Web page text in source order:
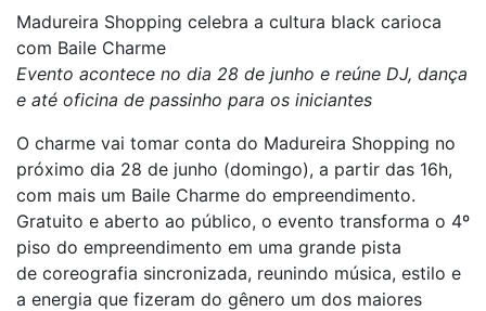
Madureira Shopping celebra a cultura black carioca
com Baile Charme
Evento acontece no dia 28 de junho e reúne DJ, dança
e até oficina de passinho para os iniciantes
O charme vai tomar conta do Madureira Shopping no
próximo dia 28 de junho (domingo), a partir das 16h,
com mais um Baile Charme do empreendimento.
Gratuito e aberto ao público, o evento transforma o 4º
piso do empreendimento em uma grande pista
de coreografia sincronizada, reunindo música, estilo e
a energia que fizeram do gênero um dos maiores